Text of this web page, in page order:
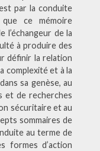
par la conduite
ce mémoire
de la
à produire des
définir la relation
complexité et à la
sa genèse, au
et de recherches
sécuritaire et au
sommaires de
au terme de
formes d’action